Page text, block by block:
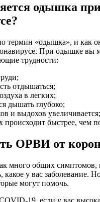
одышка
термин «одышка», и как
При одышке вы
трудности:
отдышаться;
в легких;
дышать глубоко;
и выдохов увеличивается;
происходит быстрее, чем
ОРВИ от
много общих симптомов,
какое у вас заболевание.
могут помочь.
19, если у вас